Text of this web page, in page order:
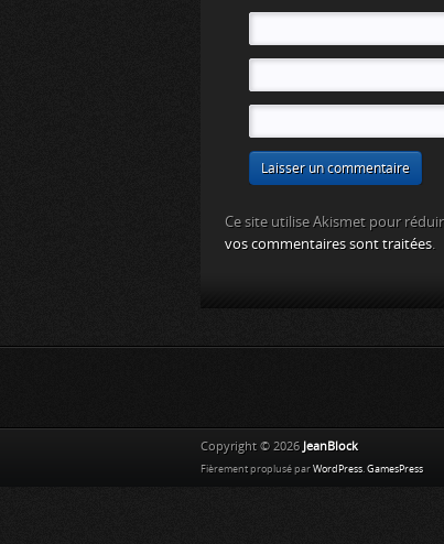
Ce site utilise Akismet pour
vos commentaires sont traitées.
Copyright © 2026 JeanBlock
Fièrement proplusé par WordPress. GamesPress